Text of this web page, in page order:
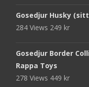
Gosedjur Husky
284 Views 249 kr
Gosedjur Border
Rappa Toys
278 Views 449 kr